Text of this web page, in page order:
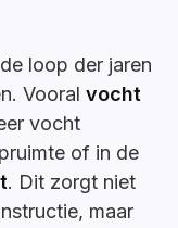
loop der jaren
Vooralvocht
vocht
of in de
. Dit zorgt niet
maar